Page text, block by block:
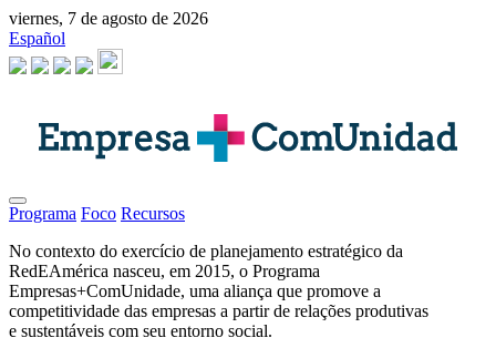
viernes, 7 de agosto de 2026
Español
Programa Foco Recursos
No contexto do exercício de planejamento estratégico da
RedEAmérica nasceu, em 2015, o Programa
Empresas+ComUnidade, uma aliança que promove a
competitividade das empresas a partir de relações produtivas
e sustentáveis com seu entorno social.